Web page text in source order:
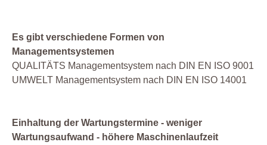
Es gibt verschiedene Formen von
Managementsystemen
QUALITÄTS Managementsystem nach DIN EN ISO 9001
UMWELT Managementsystem nach DIN EN ISO 14001
Einhaltung der Wartungstermine - weniger
Wartungsaufwand - höhere Maschinenlaufzeit